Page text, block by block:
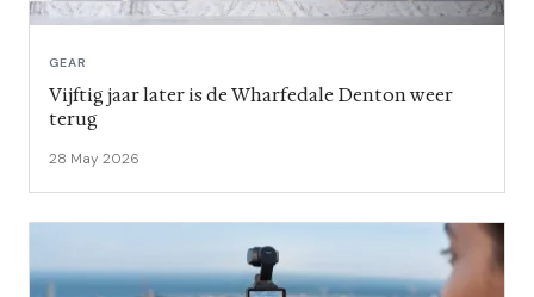
GEAR
Vijftig jaar later is de Wharfedale Denton weer
terug
28 May 2026